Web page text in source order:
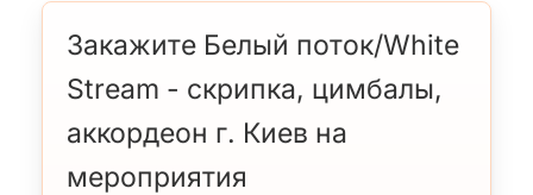
Закажите Белый поток/White
Stream - скрипка, цимбалы,
аккордеон г. Киев на
мероприятия